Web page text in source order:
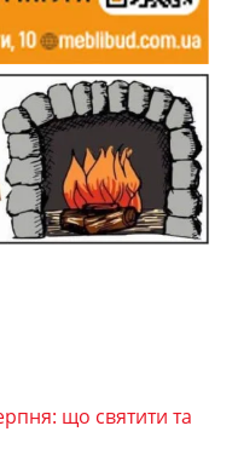
що святити та